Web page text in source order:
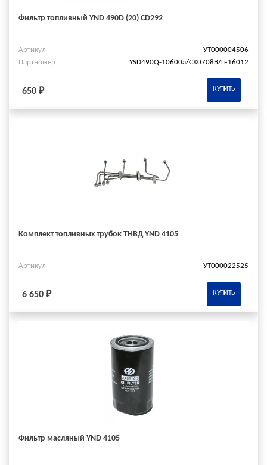
Фильтр топливный YND 490D (20) CD292
Артикул
УТ000004506
Партномер
YSD490Q-10600a/СХ0708В/LF16012
650 ₽ КУПИТЬ
Комплект топливных трубок ТНВД YND 4105
Артикул УТ000022525
6 650 ₽ КУПИТЬ
Фильтр масляный YND 4105